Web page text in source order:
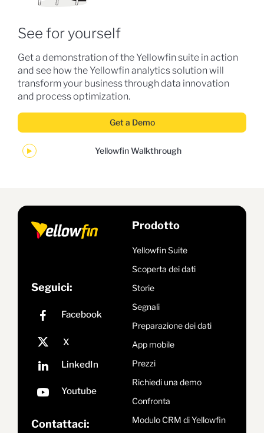
See for yourself
Get a demonstration of the Yellowfin suite in action
and see how the Yellowfin analytics solution will
transform your business through data innovation
and process optimization.
Get a Demo
Yellowfin Walkthrough
Seguici:
Contattaci:
Prodotto
Yellowfin Suite
Scoperta dei dati
Storie
Segnali
Preparazione dei dati
App mobile
Prezzi
Richiedi una demo
Confronta
Modulo CRM di Yellowfin